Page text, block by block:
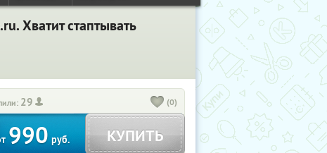
Хватит стаптывать
29 (0)
990руб. КУПИТЬ